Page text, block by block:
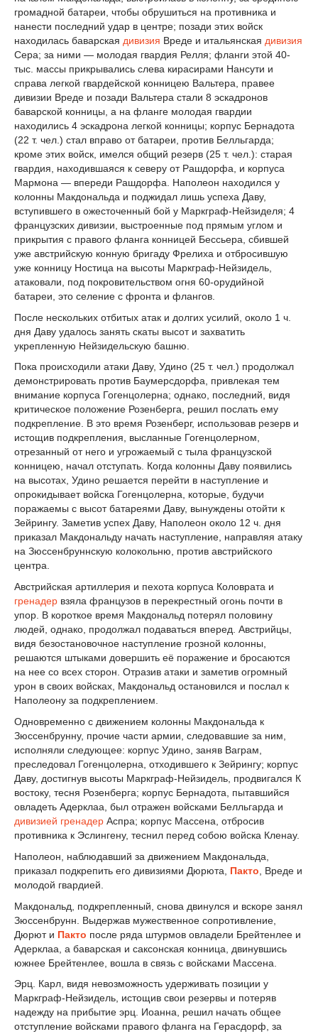
громадной батареи, чтобы обрушиться на противника и
нанести последний удар в центре; позади этих войск
находилась баварская дивизия Вреде и итальянская дивизия
Сера; за ними — молодая гвардия Релля; фланги этой 40-
тыс. массы прикрывались слева кирасирами Нансути и
справа легкой гвардейской конницею Вальтера, правее
дивизии Вреде и позади Вальтера стали 8 эскадронов
баварской конницы, а на фланге молодая гвардии
находились 4 эскадрона легкой конницы; корпус Бернадота
(22 т. чел.) стал вправо от батареи, против Белльгарда;
кроме этих войск, имелся общий резерв (25 т. чел.): старая
гвардия, находившаяся к северу от Рашдорфа, и корпуса
Мармона — впереди Рашдорфа. Наполеон находился у
колонны Макдональда и поджидал лишь успеха Даву,
вступившего в ожесточенный бой у Маркграф-Нейзиделя; 4
французских дивизии, выстроенные под прямым углом и
прикрытия с правого фланга конницей Бессьера, сбившей
уже австрийскую конную бригаду Фрелиха и отбросившую
уже конницу Ностица на высоты Маркграф-Нейзидель,
атаковали, под покровительством огня 60-орудийной
батареи, это селение с фронта и флангов.
После нескольких отбитых атак и долгих усилий, около 1 ч.
дня Даву удалось занять скаты высот и захватить
укрепленную Нейзидельскую башню.
Пока происходили атаки Даву, Удино (25 т. чел.) продолжал
демонстрировать против Баумерсдорфа, привлекая тем
внимание корпуса Гогенцолерна; однако, последний, видя
критическое положение Розенберга, решил послать ему
подкрепление. В это время Розенберг, использовав резерв и
истощив подкрепления, высланные Гогенцолерном,
отрезанный от него и угрожаемый с тыла французской
конницею, начал отступать. Когда колонны Даву появились
на высотах, Удино решается перейти в наступление и
опрокидывает войска Гогенцолерна, которые, будучи
поражаемы с высот батареями Даву, вынуждены отойти к
Зейрингу. Заметив успех Даву, Наполеон около 12 ч. дня
приказал Макдональду начать наступление, направляя атаку
на Зюссенбруннскую колокольню, против австрийского
центра.
Австрийская артиллерия и пехота корпуса Коловрата и
гренадер взяла французов в перекрестный огонь почти в
упор. В короткое время Макдональд потерял половину
людей, однако, продолжал подаваться вперед. Австрийцы,
видя безостановочное наступление грозной колонны,
решаются штыками довершить её поражение и бросаются
на нее со всех сторон. Отразив атаки и заметив огромный
урон в своих войсках, Макдональд остановился и послал к
Наполеону за подкреплением.
Одновременно с движением колонны Макдональда к
Зюссенбрунну, прочие части армии, следовавшие за ним,
исполняли следующее: корпус Удино, заняв Ваграм,
преследовал Гогенцолерна, отходившего к Зейрингу; корпус
Даву, достигнув высоты Маркграф-Нейзидель, продвигался К
востоку, тесня Розенберга; корпус Бернадота, пытавшийся
овладеть Адерклаа, был отражен войсками Белльгарда и
дивизией гренадер Аспра; корпус Массена, отбросив
противника к Эслингену, теснил перед собою войска Кленау.
Наполеон, наблюдавший за движением Макдональда,
приказал подкрепить его дивизиями Дюрюта, Пакто , Вреде и
молодой гвардией.
Макдональд, подкрепленный, снова двинулся и вскоре занял
Зюссенбрунн. Выдержав мужественное сопротивление,
Дюрют и Пакто после ряда штурмов овладели Брейтенлее и
Адерклаа, а баварская и саксонская конница, двинувшись
южнее Брейтенлее, вошла в связь с войсками Массена.
Эрц. Карл, видя невозможность удерживать позиции у
Маркграф-Нейзидель, истощив свои резервы и потеряв
надежду на прибытие эрц. Иоанна, решил начать общее
отступление войсками правого фланга на Герасдорф, за